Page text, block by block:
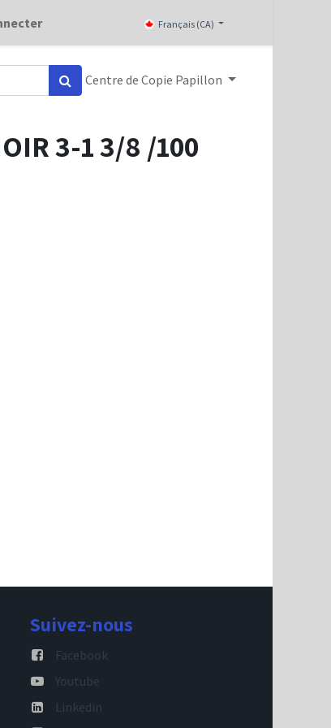
Français (CA)
Centre de Copie Papillon
3-1 3/8 /100
Suivez-nous
Facebook
Youtube
Linkedin